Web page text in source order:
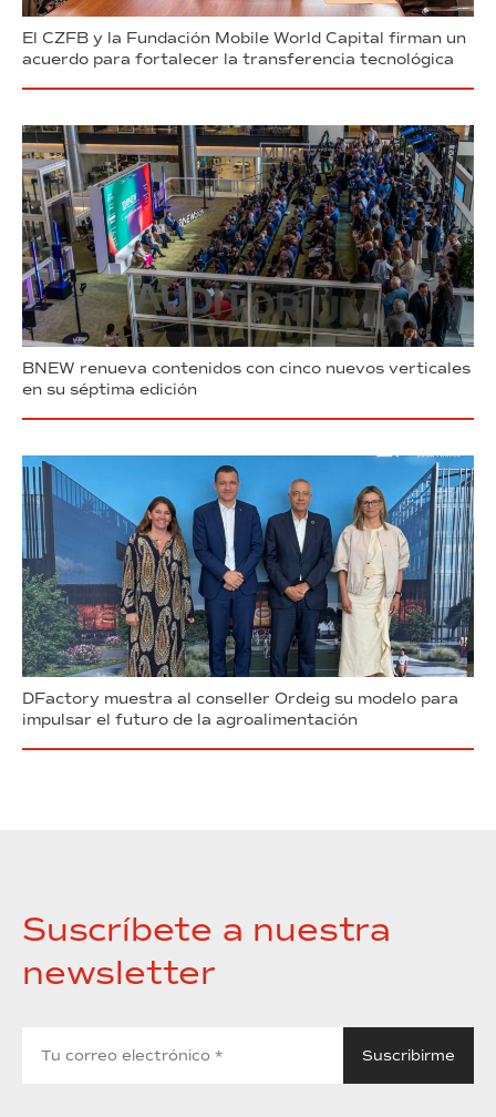
El CZFB y la Fundación Mobile World Capital firman un
acuerdo para fortalecer la transferencia tecnológica
BNEW renueva contenidos con cinco nuevos verticales
en su séptima edición
DFactory muestra al conseller Ordeig su modelo para
impulsar el futuro de la agroalimentación
Suscríbete a nuestra
newsletter